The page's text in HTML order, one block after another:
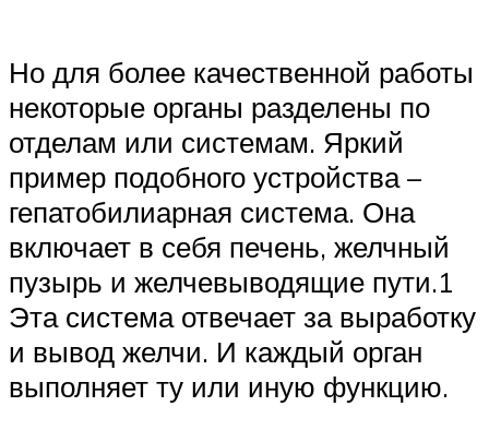
Но для более качественной работы
некоторые органы разделены по
отделам или системам. Яркий
пример подобного устройства –
гепатобилиарная система. Она
включает в себя печень, желчный
пузырь и желчевыводящие пути.1
Эта система отвечает за выработку
и вывод желчи. И каждый орган
выполняет ту или иную функцию.